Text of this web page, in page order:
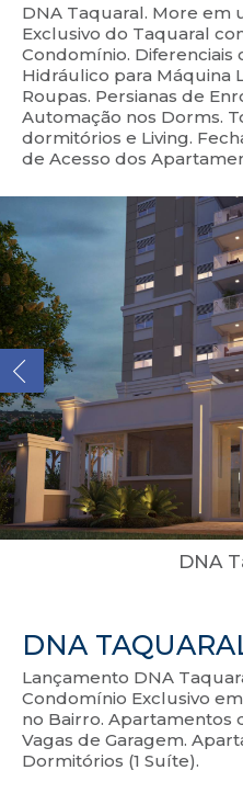
DNA Taquaral. More em
Exclusivo do Taquaral
Condomínio. Diferenciais
Hidráulico para Máquina
Roupas. Persianas de
Automação nos Dorms.
dormitórios e Living.
de Acesso dos
DNA
DNA
Lançamento DNA
Condomínio Exclusivo
no Bairro. Apartamentos
Vagas de Garagem.
Dormitórios (1 Suíte).